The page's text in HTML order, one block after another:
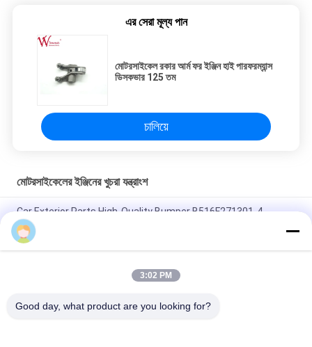
এর সেরা মূল্য পান
মোটরসাইকেল রকার আর্ম ফর ইঞ্জিন হাই পারফরম্যান্স
ডিসকভার 125 তম
চালিয়ে
মোটরসাইকেলের ইঞ্জিনের খুচরা যন্ত্রাংশ
Car Exterior Parts High-Quality Bumper B516F271301-4
CHANAN OSHAN​ Z6 Starry White
স্টার্টার মোটর হন্ডা EX5 মোটরসাইকেল ইঞ্জিন খুচরা যন্ত্রাংশ সস্তা পাইকারি উচ্চ পারফরম্যান্স
3:02 PM
Good day, what product are you looking for?